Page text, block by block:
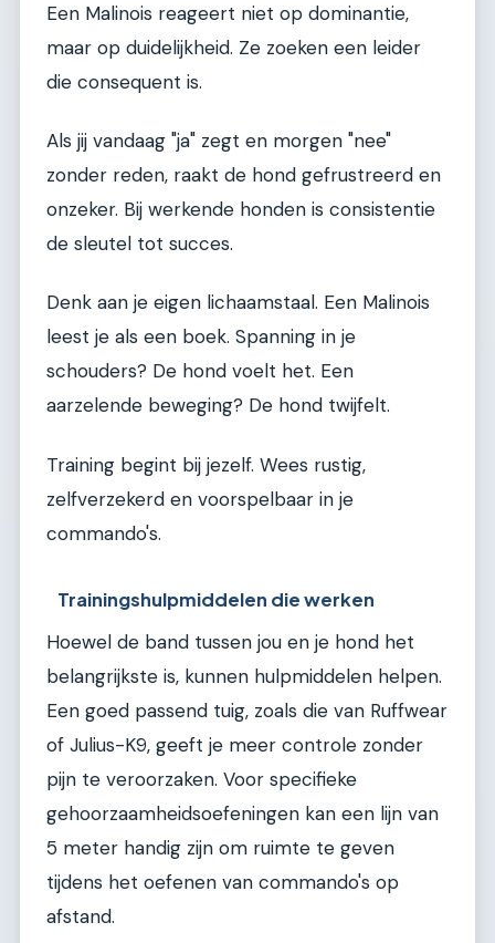
Een Malinois reageert niet op dominantie,
maar op duidelijkheid. Ze zoeken een leider
die consequent is.
Als jij vandaag "ja" zegt en morgen "nee"
zonder reden, raakt de hond gefrustreerd en
onzeker. Bij werkende honden is consistentie
de sleutel tot succes.
Denk aan je eigen lichaamstaal. Een Malinois
leest je als een boek. Spanning in je
schouders? De hond voelt het. Een
aarzelende beweging? De hond twijfelt.
Training begint bij jezelf. Wees rustig,
zelfverzekerd en voorspelbaar in je
commando's.
Trainingshulpmiddelen die werken
Hoewel de band tussen jou en je hond het
belangrijkste is, kunnen hulpmiddelen helpen.
Een goed passend tuig, zoals die van Ruffwear
of Julius-K9, geeft je meer controle zonder
pijn te veroorzaken. Voor specifieke
gehoorzaamheidsoefeningen kan een lijn van
5 meter handig zijn om ruimte te geven
tijdens het oefenen van commando's op
afstand.